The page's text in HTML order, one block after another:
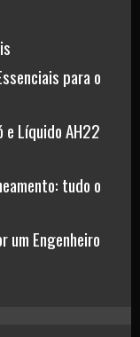
para o
e Líquido AH22
tudo o
um Engenheiro